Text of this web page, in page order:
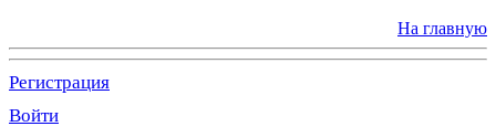
На главную
Регистрация
Войти